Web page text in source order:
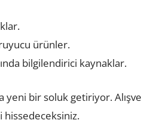
ürünler.
bilgilendirici kaynaklar.
yeni bir soluk getiriyor.
hissedeceksiniz.